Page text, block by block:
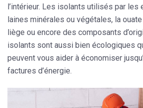
l’intérieur. Les isolants utilisés par les
laines minérales ou végétales, la
liège ou encore des composants
isolants sont aussi bien écologiques
peuvent vous aider à économiser
factures d’énergie.